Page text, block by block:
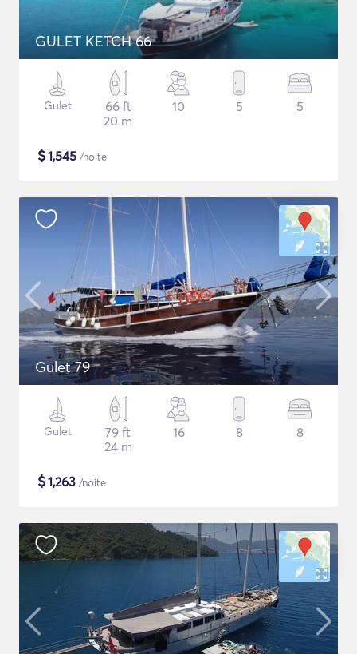
GULET KETCH 66
Gulet
66 ft
20 m
10 5 5
$1,545 /noite
Gulet 79
Gulet
79 ft
24 m
16 8 8
$1,263 /noite